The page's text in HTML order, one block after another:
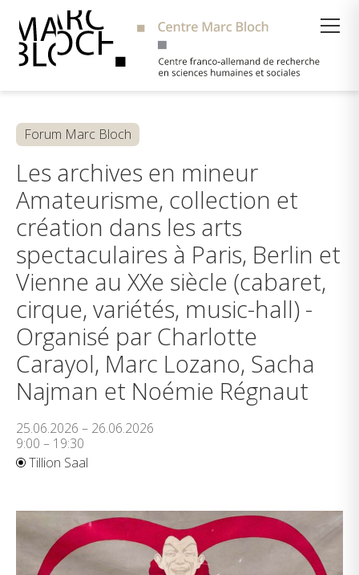
Forum Marc Bloch
Les archives en mineur
Amateurisme, collection et
création dans les arts
spectaculaires à Paris, Berlin et
Vienne au XXe siècle (cabaret,
cirque, variétés, music-hall) -
Organisé par Charlotte
Carayol, Marc Lozano, Sacha
Najman et Noémie Régnaut
25.06.2026 – 26.06.2026
9:00 – 19:30
Tillion Saal